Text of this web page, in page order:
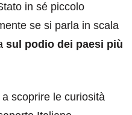
in sé piccolo
se si parla in scala
sul podio dei paesi più
scoprire le curiosità